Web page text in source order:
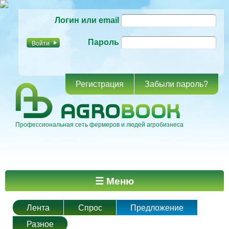
основному
Логин или email
Пароль
Регистрация Забыли пароль?
Профессиональная сеть фермеров и людей агробизнеса
Главное меню ☰ Меню
Лента Спрос
Предложение
Разное